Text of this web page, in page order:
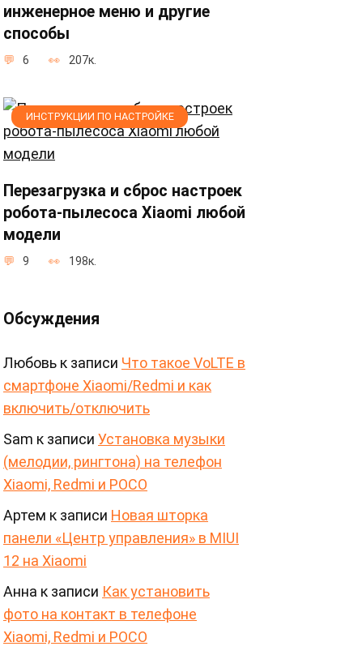
инженерное меню и другие
способы
6 207к.
ИНСТРУКЦИИ ПО НАСТРОЙКЕ
Перезагрузка и сброс настроек
робота-пылесоса Xiaomi любой
модели
9 198к.
Обсуждения
Любовь к записи Что такое VoLTE в
смартфоне Xiaomi/Redmi и как
включить/отключить
Sam к записи Установка музыки
(мелодии, рингтона) на телефон
Xiaomi, Redmi и POCO
Артем к записи Новая шторка
панели «Центр управления» в MIUI
12 на Xiaomi
Анна к записи Как установить
фото на контакт в телефоне
Xiaomi, Redmi и POCO